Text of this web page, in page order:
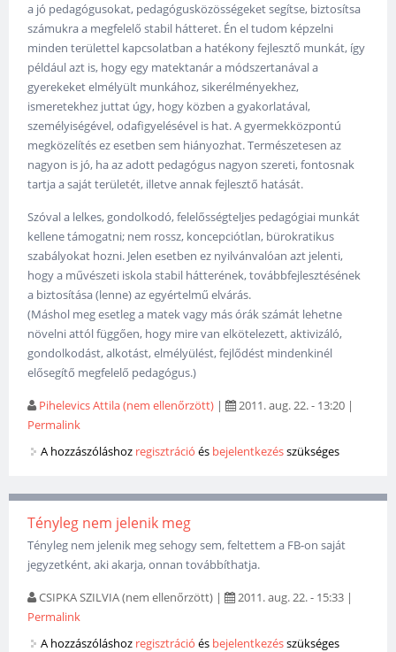
a jó pedagógusokat, pedagógusközösségeket segítse, biztosítsa
számukra a megfelelő stabil hátteret. Én el tudom képzelni
minden területtel kapcsolatban a hatékony fejlesztő munkát, így
például azt is, hogy egy matektanár a módszertanával a
gyerekeket elmélyült munkához, sikerélményekhez,
ismeretekhez juttat úgy, hogy közben a gyakorlatával,
személyiségével, odafigyelésével is hat. A gyermekközpontú
megközelítés ez esetben sem hiányozhat. Természetesen az
nagyon is jó, ha az adott pedagógus nagyon szereti, fontosnak
tartja a saját területét, illetve annak fejlesztő hatását.
Szóval a lelkes, gondolkodó, felelősségteljes pedagógiai munkát
kellene támogatni; nem rossz, koncepciótlan, bürokratikus
szabályokat hozni. Jelen esetben ez nyilvánvalóan azt jelenti,
hogy a művészeti iskola stabil hátterének, továbbfejlesztésének
a biztosítása (lenne) az egyértelmű elvárás.
(Máshol meg esetleg a matek vagy más órák számát lehetne
növelni attól függően, hogy mire van elkötelezett, aktivizáló,
gondolkodást, alkotást, elmélyülést, fejlődést mindenkinél
elősegítő megfelelő pedagógus.)
Pihelevics Attila (nem ellenőrzött) | 2011. aug. 22. - 13:20 |
Permalink
A hozzászóláshoz regisztráció és bejelentkezésszükséges
Tényleg nem jelenik meg
Tényleg nem jelenik meg sehogy sem, feltettem a FB-on saját
jegyzetként, aki akarja, onnan továbbíthatja.
CSIPKA SZILVIA (nem ellenőrzött) | 2011. aug. 22. - 15:33 |
Permalink
A hozzászóláshoz regisztráció és bejelentkezésszükséges